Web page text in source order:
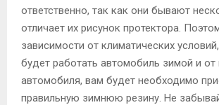
ответственно, так как они бывают
отличает их рисунок протектора.
зависимости от климатических
будет работать автомобиль зимой и от
автомобиля, вам будет необходимо
правильную зимнюю резину. Не